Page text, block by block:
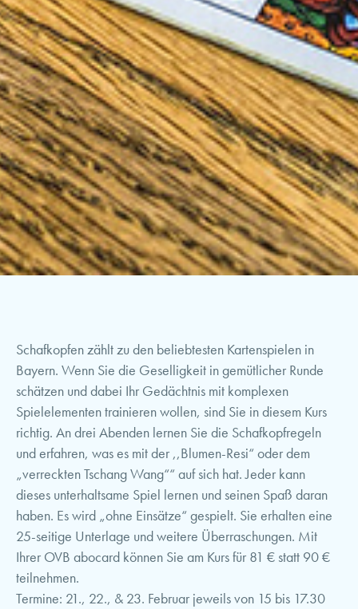
Schafkopfen zählt zu den beliebtesten Kartenspielen in
Bayern. Wenn Sie die Geselligkeit in gemütlicher Runde
schätzen und dabei Ihr Gedächtnis mit komplexen
Spielelementen trainieren wollen, sind Sie in diesem Kurs
richtig. An drei Abenden lernen Sie die Schafkopfregeln
und erfahren, was es mit der ,,Blumen-Resi“ oder dem
„verreckten Tschang Wang““ auf sich hat. Jeder kann
dieses unterhaltsame Spiel lernen und seinen Spaß daran
haben. Es wird „ohne Einsätze“ gespielt. Sie erhalten eine
25-seitige Unterlage und weitere Überraschungen. Mit
Ihrer OVB abocard können Sie am Kurs für 81 € statt 90 €
teilnehmen.
Termine: 21., 22., & 23. Februar jeweils von 15 bis 17.30